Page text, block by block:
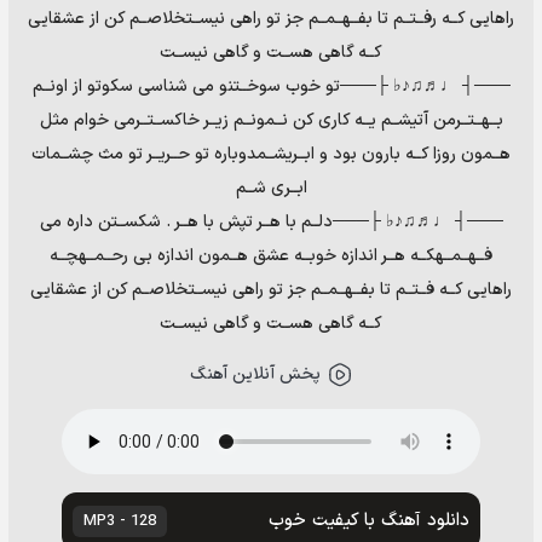
راهایی کــه رفــتــم تا بفــهــمــم جز تو راهی نیســتخلاصــم کن از عشقایی
کــه گاهی هســت و گاهی نیســت
───┤ ♩♬♫♪♭ ├───تو خوب سوخــتنو می شناسی سکوتو از اونــم
بــهــتــرمن آتیشــم یــه کاری کن نــمونــم زیــر خاکســتــرمی خوام مثل
هــمون روزا کــه بارون بود و ابــریشــمدوباره تو حــریــر تو مث چشــمات
ابــری شــم
───┤ ♩♬♫♪♭ ├───دلــم با هــر تپش با هــر . شکســتن داره می
فــهــمــهکــه هــر اندازه خوبــه عشق هــمون اندازه بی رحــمــهچــه
راهایی کــه فــتــم تا بفــهــمــم جز تو راهی نیســتخلاصــم کن از عشقایی
کــه گاهی هســت و گاهی نیســت
پخش آنلاین آهنگ
دانلود آهنگ با کیفیت خوب 128 - MP3